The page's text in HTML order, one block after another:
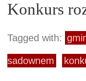
Konkurs
Tagged with:
sadownem